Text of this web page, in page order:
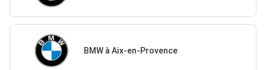
BMW à Aix-en-Provence